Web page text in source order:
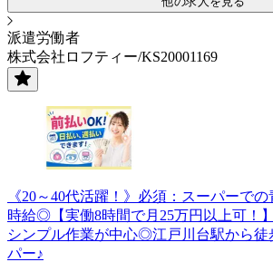
派遣労働者
株式会社ロフティー/KS20001169
《20～40代活躍！》必須：スーパーで
時給◎【実働8時間で月25万円以上可！
シンプル作業が中心◎江戸川台駅から徒
パー♪